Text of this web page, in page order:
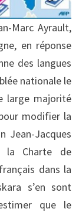
Marc Ayrault,
en réponse
des langues
nationale le
large majorité
modifier la
Jean-Jacques
la Charte de
dans la
s’en sont
que le